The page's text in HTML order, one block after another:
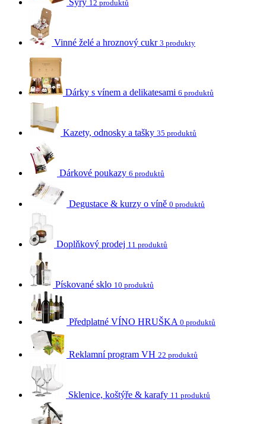
Sýry 12 produktů
Vinné želé a hroznový cukr 3 produkty
Dárky s vínem a delikatesami 6 produktů
Kazety, odnosky a tašky 35 produktů
Dárkové poukazy 6 produktů
Degustace & kurzy o víně 0 produktů
Doplňkový prodej 11 produktů
Pískované sklo 10 produktů
Předplatné VÍNO HRUŠKA 0 produktů
Reklamní program VH 22 produktů
Sklenice, koštýře & karafy 11 produktů